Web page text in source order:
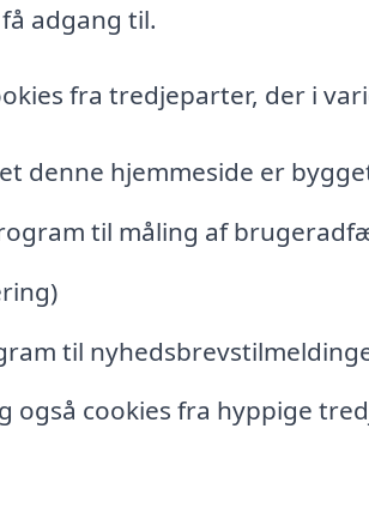
adgang til.
fra tredjeparter, der i
denne hjemmeside er
til måling af
til
også cookies fra hyppige